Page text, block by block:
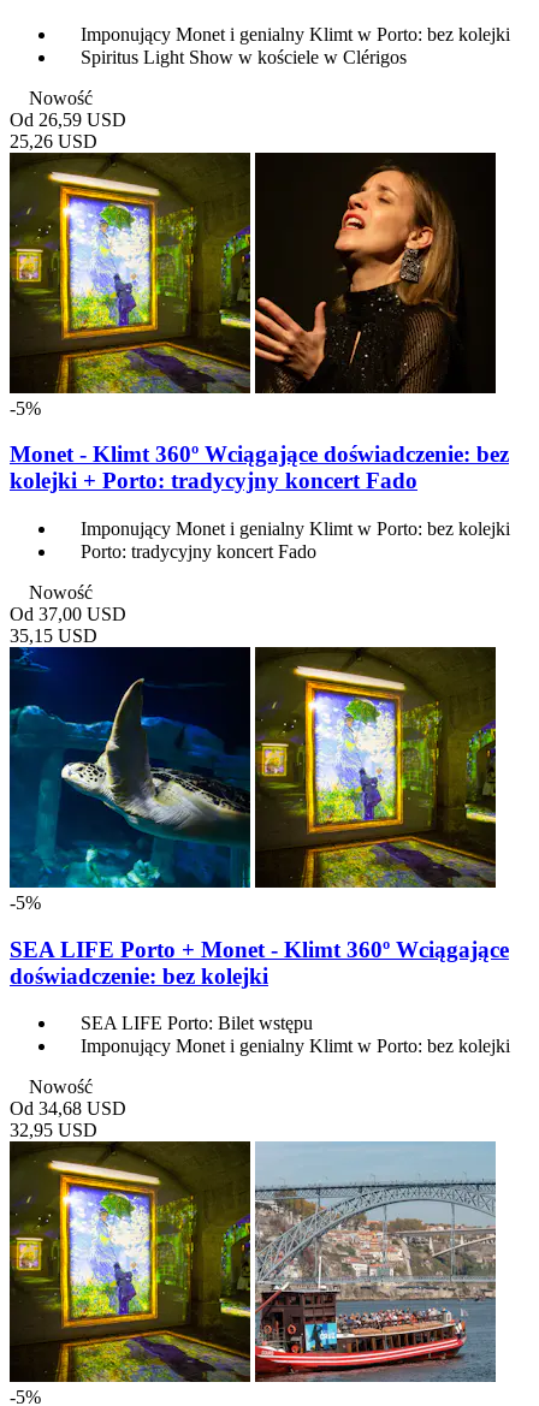
Imponujący Monet i genialny Klimt w Porto: bez kolejki
Spiritus Light Show w kościele w Clérigos
Nowość
Od 26,59 USD
25,26 USD
-5%
Monet - Klimt 360º Wciągające doświadczenie: bez
kolejki + Porto: tradycyjny koncert Fado
Imponujący Monet i genialny Klimt w Porto: bez kolejki
Porto: tradycyjny koncert Fado
Nowość
Od 37,00 USD
35,15 USD
-5%
SEA LIFE Porto + Monet - Klimt 360º Wciągające
doświadczenie: bez kolejki
SEA LIFE Porto: Bilet wstępu
Imponujący Monet i genialny Klimt w Porto: bez kolejki
Nowość
Od 34,68 USD
32,95 USD
-5%